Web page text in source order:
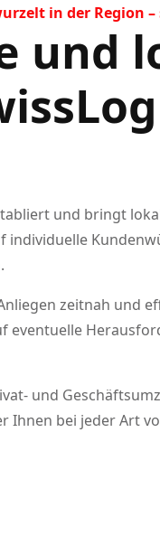
in der Region
und
und bringt
zeitnah und
und
Ihnen bei jeder Art